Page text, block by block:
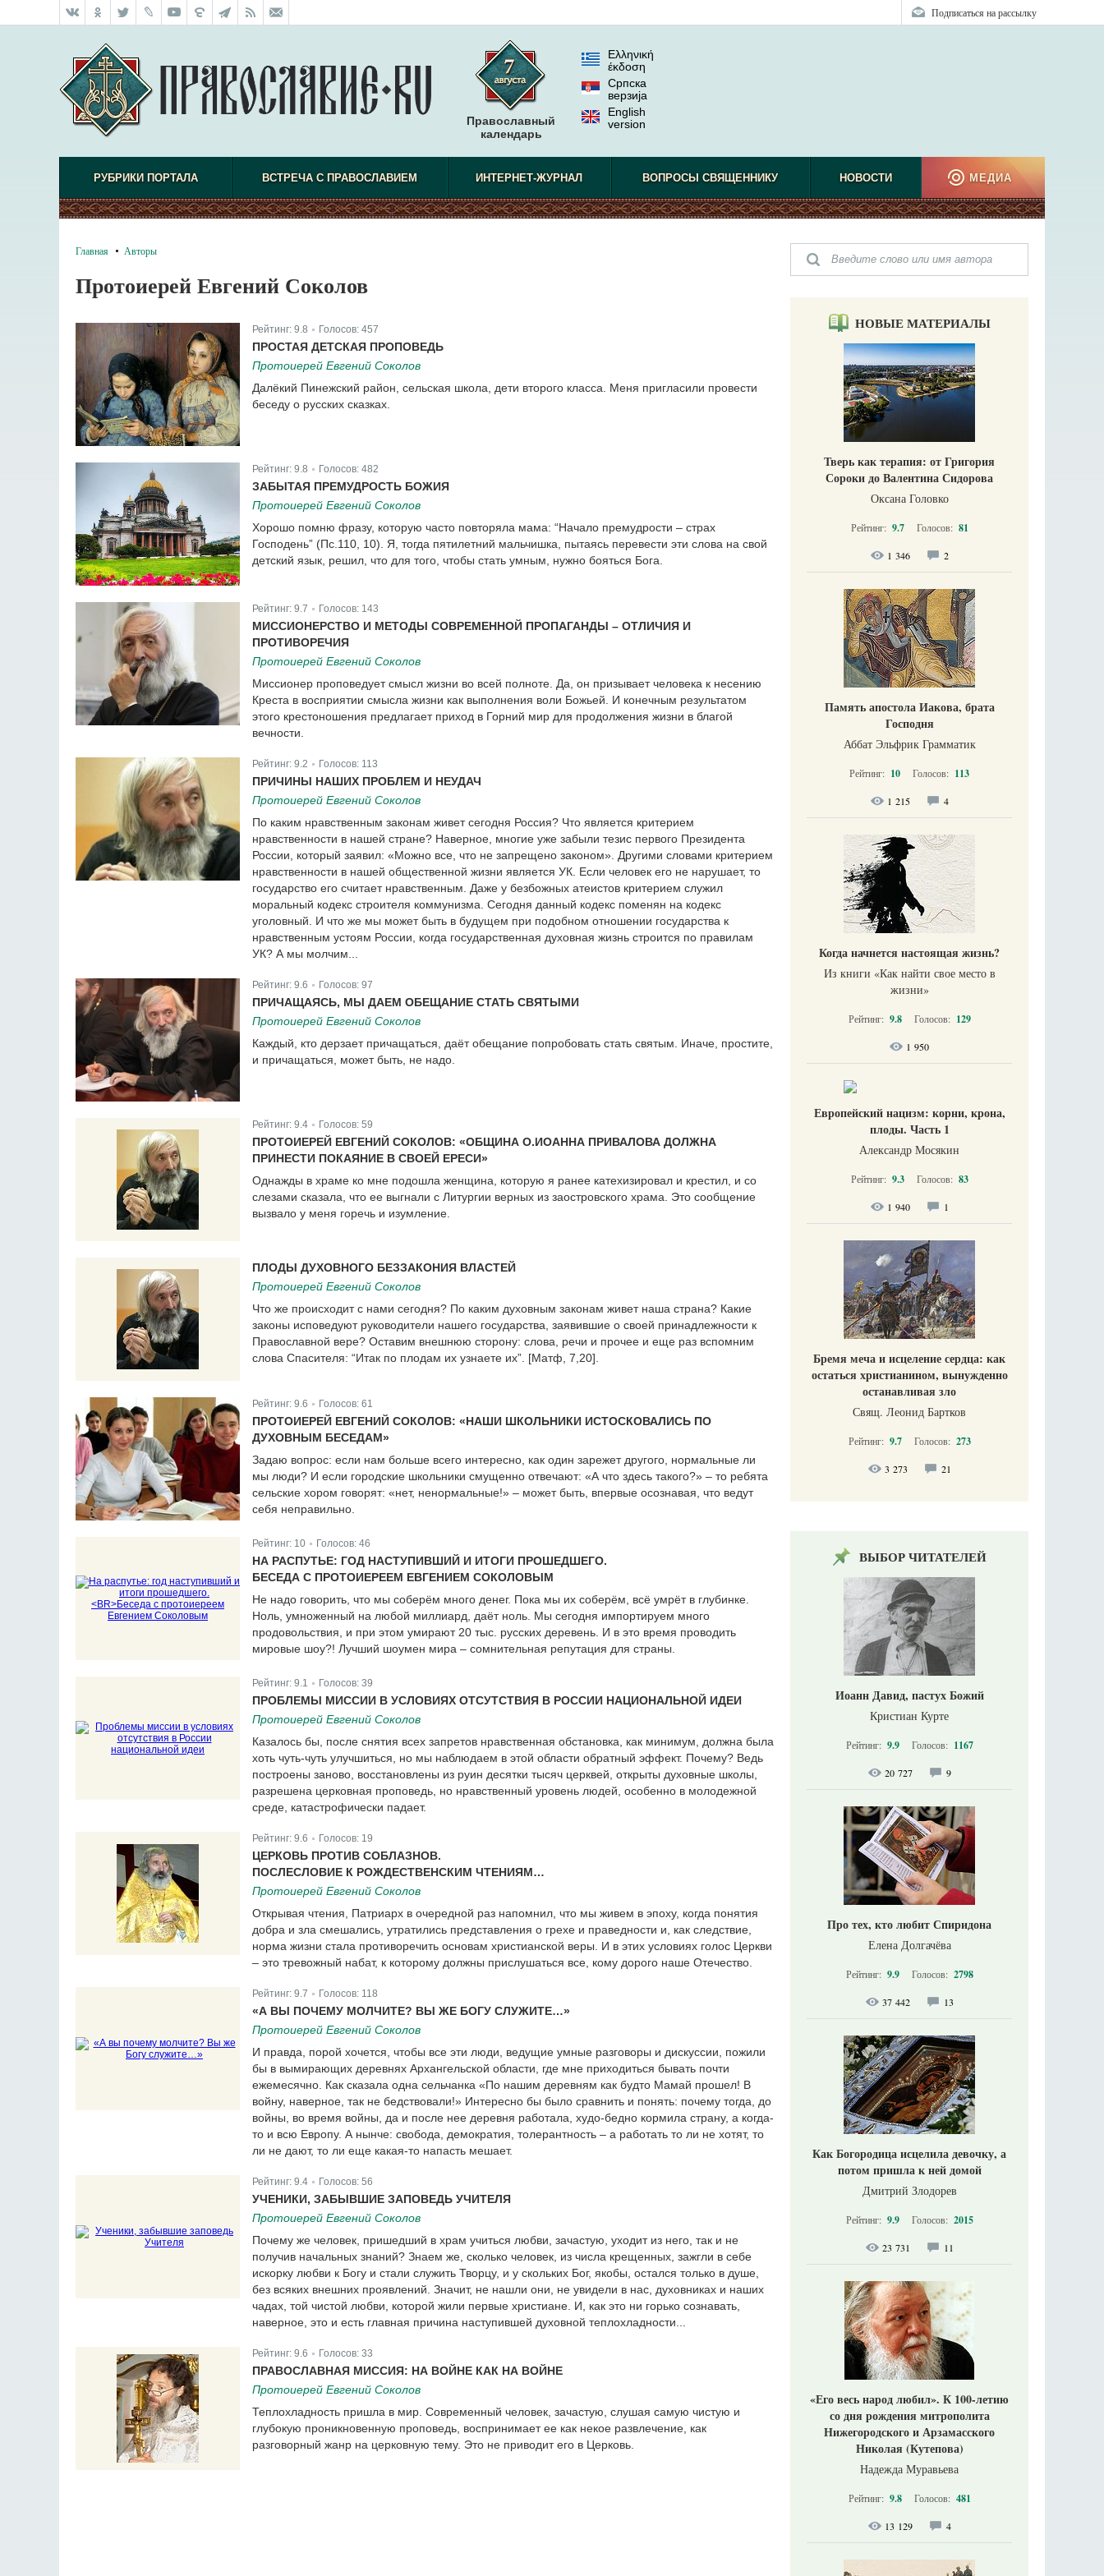
Подписаться на рассылку
Православный
календарь
Ελληνική
έκδοση
Српска
верзиjа
English
version
РУБРИКИ ПОРТАЛА ВСТРЕЧА С ПРАВОСЛАВИЕМ ИНТЕРНЕТ-ЖУРНАЛ ВОПРОСЫ СВЯЩЕННИКУ НОВОСТИ МЕДИА
Главная Авторы
Протоиерей Евгений Соколов
Рейтинг: 9.8 Голосов: 457
ПРОСТАЯ ДЕТСКАЯ ПРОПОВЕДЬ
Протоиерей Евгений Соколов
Далёкий Пинежский район, сельская школа, дети второго класса. Меня пригласили провести
беседу о русских сказках.
Рейтинг: 9.8 Голосов: 482
ЗАБЫТАЯ ПРЕМУДРОСТЬ БОЖИЯ
Протоиерей Евгений Соколов
Хорошо помню фразу, которую часто повторяла мама: “Начало премудрости – страх
Господень” (Пс.110, 10). Я, тогда пятилетний мальчишка, пытаясь перевести эти слова на свой
детский язык, решил, что для того, чтобы стать умным, нужно бояться Бога.
Рейтинг: 9.7 Голосов: 143
МИССИОНЕРСТВО И МЕТОДЫ СОВРЕМЕННОЙ ПРОПАГАНДЫ – ОТЛИЧИЯ И
ПРОТИВОРЕЧИЯ
Протоиерей Евгений Соколов
Миссионер проповедует смысл жизни во всей полноте. Да, он призывает человека к несению
Креста в восприятии смысла жизни как выполнения воли Божьей. И конечным результатом
этого крестоношения предлагает приход в Горний мир для продолжения жизни в благой
вечности.
Рейтинг: 9.2 Голосов: 113
ПРИЧИНЫ НАШИХ ПРОБЛЕМ И НЕУДАЧ
Протоиерей Евгений Соколов
По каким нравственным законам живет сегодня Россия? Что является критерием
нравственности в нашей стране? Наверное, многие уже забыли тезис первого Президента
России, который заявил: «Можно все, что не запрещено законом». Другими словами критерием
нравственности в нашей общественной жизни является УК. Если человек его не нарушает, то
государство его считает нравственным. Даже у безбожных атеистов критерием служил
моральный кодекс строителя коммунизма. Сегодня данный кодекс поменян на кодекс
уголовный. И что же мы может быть в будущем при подобном отношении государства к
нравственным устоям России, когда государственная духовная жизнь строится по правилам
УК? А мы молчим...
Рейтинг: 9.6 Голосов: 97
ПРИЧАЩАЯСЬ, МЫ ДАЕМ ОБЕЩАНИЕ СТАТЬ СВЯТЫМИ
Протоиерей Евгений Соколов
Каждый, кто дерзает причащаться, даёт обещание попробовать стать святым. Иначе, простите,
и причащаться, может быть, не надо.
Рейтинг: 9.4 Голосов: 59
ПРОТОИЕРЕЙ ЕВГЕНИЙ СОКОЛОВ: «ОБЩИНА О.ИОАННА ПРИВАЛОВА ДОЛЖНА
ПРИНЕСТИ ПОКАЯНИЕ В СВОЕЙ ЕРЕСИ»
Однажды в храме ко мне подошла женщина, которую я ранее катехизировал и крестил, и со
слезами сказала, что ее выгнали с Литургии верных из заостровского храма. Это сообщение
вызвало у меня горечь и изумление.
ПЛОДЫ ДУХОВНОГО БЕЗЗАКОНИЯ ВЛАСТЕЙ
Протоиерей Евгений Соколов
Что же происходит с нами сегодня? По каким духовным законам живет наша страна? Какие
законы исповедуют руководители нашего государства, заявившие о своей принадлежности к
Православной вере? Оставим внешнюю сторону: слова, речи и прочее и еще раз вспомним
слова Спасителя: “Итак по плодам их узнаете их”. [Матф, 7,20].
Рейтинг: 9.6 Голосов: 61
ПРОТОИЕРЕЙ ЕВГЕНИЙ СОКОЛОВ: «НАШИ ШКОЛЬНИКИ ИСТОСКОВАЛИСЬ ПО
ДУХОВНЫМ БЕСЕДАМ»
Задаю вопрос: если нам больше всего интересно, как один зарежет другого, нормальные ли
мы люди? И если городские школьники смущенно отвечают: «А что здесь такого?» – то ребята
сельские хором говорят: «нет, ненормальные!» – может быть, впервые осознавая, что ведут
себя неправильно.
Рейтинг: 10 Голосов: 46
НА РАСПУТЬЕ: ГОД НАСТУПИВШИЙ И ИТОГИ ПРОШЕДШЕГО.
БЕСЕДА С ПРОТОИЕРЕЕМ ЕВГЕНИЕМ СОКОЛОВЫМ
Не надо говорить, что мы соберём много денег. Пока мы их соберём, всё умрёт в глубинке.
Ноль, умноженный на любой миллиард, даёт ноль. Мы сегодня импортируем много
продовольствия, и при этом умирают 20 тыс. русских деревень. И в это время проводить
мировые шоу?! Лучший шоумен мира – сомнительная репутация для страны.
Рейтинг: 9.1 Голосов: 39
ПРОБЛЕМЫ МИССИИ В УСЛОВИЯХ ОТСУТСТВИЯ В РОССИИ НАЦИОНАЛЬНОЙ ИДЕИ
Протоиерей Евгений Соколов
Казалось бы, после снятия всех запретов нравственная обстановка, как минимум, должна была
хоть чуть-чуть улучшиться, но мы наблюдаем в этой области обратный эффект. Почему? Ведь
построены заново, восстановлены из руин десятки тысяч церквей, открыты духовные школы,
разрешена церковная проповедь, но нравственный уровень людей, особенно в молодежной
среде, катастрофически падает.
Рейтинг: 9.6 Голосов: 19
ЦЕРКОВЬ ПРОТИВ СОБЛАЗНОВ.
ПОСЛЕСЛОВИЕ К РОЖДЕСТВЕНСКИМ ЧТЕНИЯМ…
Протоиерей Евгений Соколов
Открывая чтения, Патриарх в очередной раз напомнил, что мы живем в эпоху, когда понятия
добра и зла смешались, утратились представления о грехе и праведности и, как следствие,
норма жизни стала противоречить основам христианской веры. И в этих условиях голос Церкви
– это тревожный набат, к которому должны прислушаться все, кому дорого наше Отечество.
Рейтинг: 9.7 Голосов: 118
«А ВЫ ПОЧЕМУ МОЛЧИТЕ? ВЫ ЖЕ БОГУ СЛУЖИТЕ…»
Протоиерей Евгений Соколов
И правда, порой хочется, чтобы все эти люди, ведущие умные разговоры и дискуссии, пожили
бы в вымирающих деревнях Архангельской области, где мне приходиться бывать почти
ежемесячно. Как сказала одна сельчанка «По нашим деревням как будто Мамай прошел! В
войну, наверное, так не бедствовали!» Интересно бы было сравнить и понять: почему тогда, до
войны, во время войны, да и после нее деревня работала, худо-бедно кормила страну, а когда-
то и всю Европу. А нынче: свобода, демократия, толерантность – а работать то ли не хотят, то
ли не дают, то ли еще какая-то напасть мешает.
Рейтинг: 9.4 Голосов: 56
УЧЕНИКИ, ЗАБЫВШИЕ ЗАПОВЕДЬ УЧИТЕЛЯ
Протоиерей Евгений Соколов
Почему же человек, пришедший в храм учиться любви, зачастую, уходит из него, так и не
получив начальных знаний? Знаем же, сколько человек, из числа крещенных, зажгли в себе
искорку любви к Богу и стали служить Творцу, и у скольких Бог, якобы, остался только в душе,
без всяких внешних проявлений. Значит, не нашли они, не увидели в нас, духовниках и наших
чадах, той чистой любви, которой жили первые христиане. И, как это ни горько сознавать,
наверное, это и есть главная причина наступившей духовной теплохладности...
Рейтинг: 9.6 Голосов: 33
ПРАВОСЛАВНАЯ МИССИЯ: НА ВОЙНЕ КАК НА ВОЙНЕ
Протоиерей Евгений Соколов
Теплохладность пришла в мир. Современный человек, зачастую, слушая самую чистую и
глубокую проникновенную проповедь, воспринимает ее как некое развлечение, как
разговорный жанр на церковную тему. Это не приводит его в Церковь.
НОВЫЕ МАТЕРИАЛЫ
Тверь как терапия: от Григория
Сороки до Валентина Сидорова
Оксана Головко
Рейтинг: 9.7 Голосов: 81
1 346 2
Память апостола Иакова, брата
Господня
Аббат Эльфрик Грамматик
Рейтинг: 10 Голосов: 113
1 215 4
Когда начнется настоящая жизнь?
Из книги «Как найти свое место в
жизни​»
Рейтинг: 9.8 Голосов: 129
1 950
Европейский нацизм: корни, крона,
плоды. Часть 1
Александр Мосякин
Рейтинг: 9.3 Голосов: 83
1 940 1
Бремя меча и исцеление сердца: как
остаться христианином, вынужденно
останавливая зло
Свящ. Леонид Бартков
Рейтинг: 9.7 Голосов: 273
3 273 21
ВЫБОР ЧИТАТЕЛЕЙ
Иоанн Давид, пастух Божий
Кристиан Курте
Рейтинг: 9.9 Голосов: 1167
20 727 9
Про тех, кто любит Спиридона
Елена Долгачёва
Рейтинг: 9.9 Голосов: 2798
37 442 13
Как Богородица исцелила девочку, а
потом пришла к ней домой
Дмитрий Злодорев
Рейтинг: 9.9 Голосов: 2015
23 731 11
«Его весь народ любил». К 100-летию
со дня рождения митрополита
Нижегородского и Арзамасского
Николая (Кутепова)
Надежда Муравьева
Рейтинг: 9.8 Голосов: 481
13 129 4